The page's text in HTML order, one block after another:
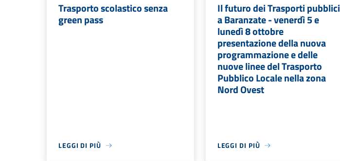
Trasporto scolastico senza
green pass
LEGGI DI PIÙ
Il futuro dei Trasporti pubblici
a Baranzate - venerdì 5 e
lunedì 8 ottobre
presentazione della nuova
programmazione e delle
nuove linee del Trasporto
Pubblico Locale nella zona
Nord Ovest
LEGGI DI PIÙ